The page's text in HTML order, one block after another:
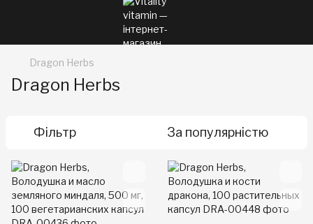
Dragon Herbs
Dragon Herbs
Фільтр За популярністю